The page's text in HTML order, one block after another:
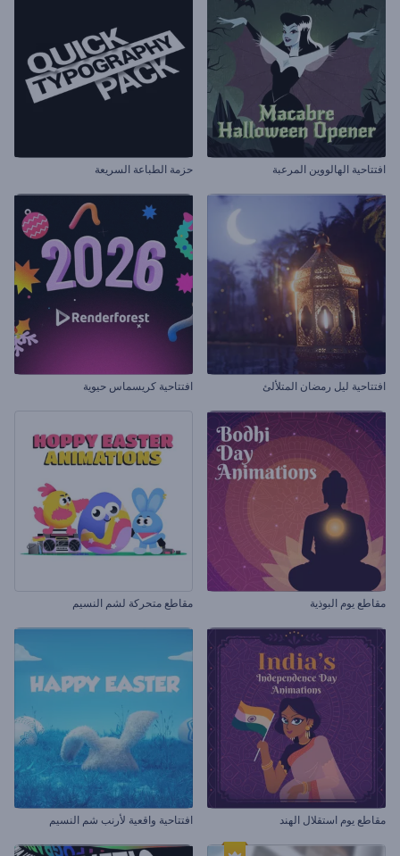
افتتاحية الهالووين المرعبة حزمة الطباعة السريعة
افتتاحية ليل رمضان المتلألئ افتتاحية كريسماس حيوية
مقاطع يوم البوذية مقاطع متحركة لشم النسيم
مقاطع يوم استقلال الهند افتتاحية واقعية لأرنب شم النسيم